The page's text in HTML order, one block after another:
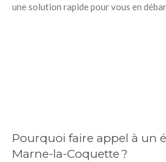
une solution rapide pour vous en
Pourquoi faire appel à un
Marne-la-Coquette ?